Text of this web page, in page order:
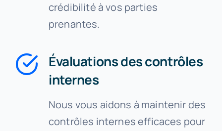
crédibilité à vos parties
prenantes.
Évaluations des contrôles
internes
Nous vous aidons à maintenir des
contrôles internes efficaces pour